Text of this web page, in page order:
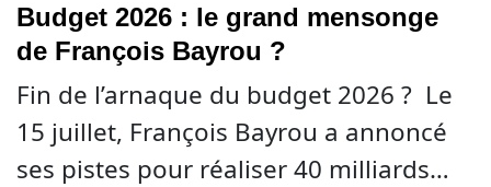
Budget 2026 : le grand mensonge
de François Bayrou ?
Fin de l’arnaque du budget 2026 ? Le
15 juillet, François Bayrou a annoncé
ses pistes pour réaliser 40 milliards…